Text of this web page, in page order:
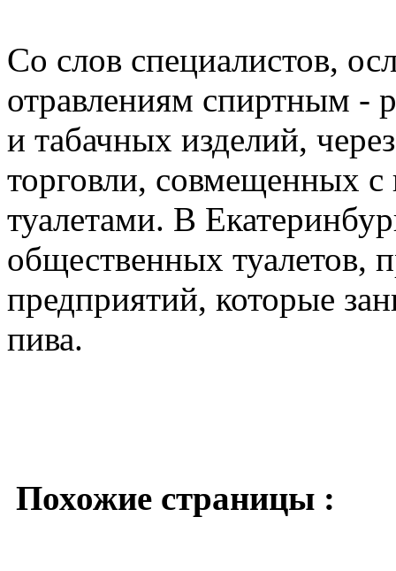
Со слов специалистов,
отравлениям спиртным -
и табачных изделий,
торговли, совмещенных
туалетами. В
общественных туалетов,
предприятий, которые
пива.
Похожие страницы :